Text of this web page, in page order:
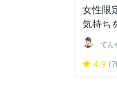
女性限
気持ち
4.9